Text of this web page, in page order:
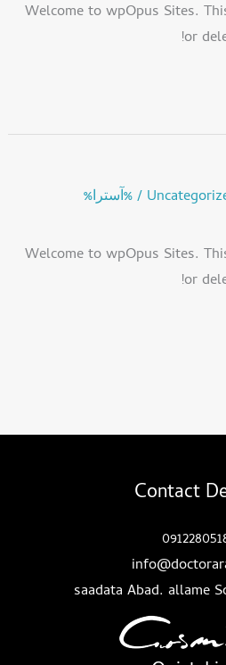
Welcome to wpOpus Sites.
or
/ %آسترا%
Welcome to wpOpus Sites.
or
Contact
saadata Abad. allame